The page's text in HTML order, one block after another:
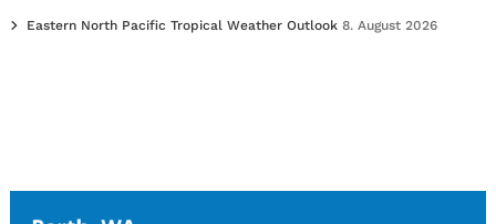
Eastern North Pacific Tropical Weather Outlook 8. August 2026